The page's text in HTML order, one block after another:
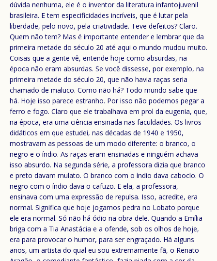
dúvida nenhuma, ele é o inventor da literatura infantojuvenil
brasileira. E tem especificidades incríveis, que é lutar pela
liberdade, pelo novo, pela criatividade. Teve defeitos? Claro.
Quem não tem? Mas é importante entender e lembrar que da
primeira metade do século 20 até aqui o mundo mudou muito.
Coisas que a gente vê, entende hoje como absurdas, na
época não eram absurdas. Se você dissesse, por exemplo, na
primeira metade do século 20, que não havia raças seria
chamado de maluco. Como não há? Todo mundo sabe que
há. Hoje isso parece estranho. Por isso não podemos pegar a
ferro e fogo. Claro que ele trabalhava em prol da eugenia, que,
na época, era uma ciência ensinada nas faculdades. Os livros
didáticos em que estudei, nas décadas de 1940 e 1950,
mostravam as pessoas de um modo diferente: o branco, o
negro e o índio. As raças eram ensinadas e ninguém achava
isso absurdo. Na segunda série, a professora dizia que branco
e preto davam mulato. O branco com o índio dava caboclo. O
negro com o índio dava o cafuzo. E ela, a professora,
ensinava com uma expressão de repulsa. Isso, acredite, era
normal. Significa que hoje jogamos pedra no Lobato porque
ele era normal. Só não há ódio na obra dele. Quando a Emília
briga com a Tia Anastácia e a ofende, sob os olhos de hoje,
era para provocar o humor, para ser engraçado. Há alguns
anos, um artista do qual eu sou extremamente fã, o Renato